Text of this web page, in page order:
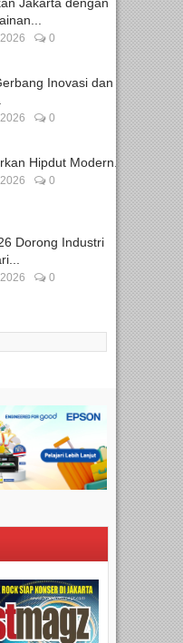
0
Inovasi dan
0
Hipdut Modern...
0
Dorong Industri
0